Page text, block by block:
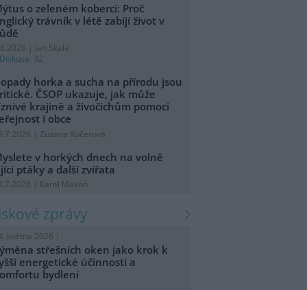
o zeleném koberci: Proč
trávník v létě zabíjí život v
| Jan Skala
Diskuse: 32
horka a sucha na přírodu jsou
ČSOP ukazuje, jak může
krajině a živočichům pomoci
i obce
| Zuzana Kučerová
v horkých dnech na volně
ptáky a další zvířata
| Karel Makoň
zprávy
května 2026 |
střešních oken jako krok k
energetické účinnosti a
bydlení